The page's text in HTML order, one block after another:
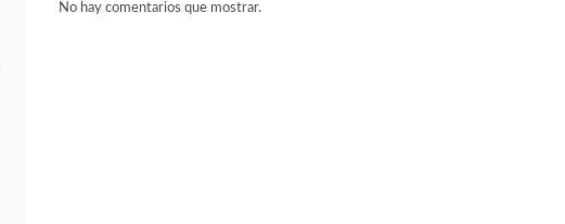
No hay comentarios que mostrar.